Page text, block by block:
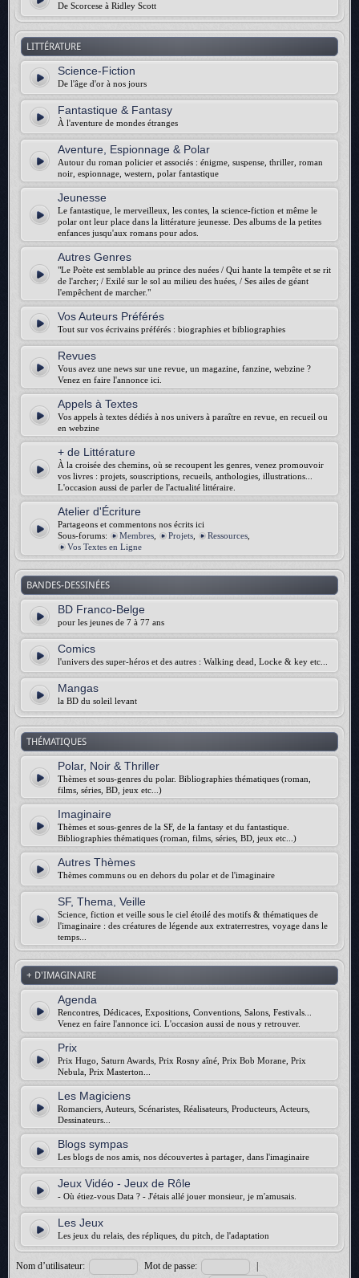
De Scorcese à Ridley Scott
LITTÉRATURE
Science-Fiction
De l'âge d'or à nos jours
Fantastique & Fantasy
À l'aventure de mondes étranges
Aventure, Espionnage & Polar
Autour du roman policier et associés : énigme, suspense, thriller, roman
noir, espionnage, western, polar fantastique
Jeunesse
Le fantastique, le merveilleux, les contes, la science-fiction et même le
polar ont leur place dans la littérature jeunesse. Des albums de la petites
enfances jusqu'aux romans pour ados.
Autres Genres
"Le Poète est semblable au prince des nuées / Qui hante la tempête et se rit
de l'archer; / Exilé sur le sol au milieu des huées, / Ses ailes de géant
l'empêchent de marcher."
Vos Auteurs Préférés
Tout sur vos écrivains préférés : biographies et bibliographies
Revues
Vous avez une news sur une revue, un magazine, fanzine, webzine ?
Venez en faire l'annonce ici.
Appels à Textes
Vos appels à textes dédiés à nos univers à paraître en revue, en recueil ou
en webzine
+ de Littérature
À la croisée des chemins, où se recoupent les genres, venez promouvoir
vos livres : projets, souscriptions, recueils, anthologies, illustrations...
L'occasion aussi de parler de l'actualité littéraire.
Atelier d'Écriture
Partageons et commentons nos écrits ici
Sous-forums:
Membres Projets Ressources
Vos Textes en Ligne
BANDES-DESSINÉES
BD Franco-Belge
pour les jeunes de 7 à 77 ans
Comics
l'univers des super-héros et des autres : Walking dead, Locke & key etc...
Mangas
la BD du soleil levant
THÉMATIQUES
Polar, Noir & Thriller
Thèmes et sous-genres du polar. Bibliographies thématiques (roman,
films, séries, BD, jeux etc...)
Imaginaire
Thèmes et sous-genres de la SF, de la fantasy et du fantastique.
Bibliographies thématiques (roman, films, séries, BD, jeux etc...)
Autres Thèmes
Thèmes communs ou en dehors du polar et de l'imaginaire
SF, Thema, Veille
Science, fiction et veille sous le ciel étoilé des motifs & thématiques de
l'imaginaire : des créatures de légende aux extraterrestres, voyage dans le
temps...
+ D'IMAGINAIRE
Agenda
Rencontres, Dédicaces, Expositions, Conventions, Salons, Festivals...
Venez en faire l'annonce ici. L'occasion aussi de nous y retrouver.
Prix
Prix Hugo, Saturn Awards, Prix Rosny aîné, Prix Bob Morane, Prix
Nebula, Prix Masterton...
Les Magiciens
Romanciers, Auteurs, Scénaristes, Réalisateurs, Producteurs, Acteurs,
Dessinateurs...
Blogs sympas
Les blogs de nos amis, nos découvertes à partager, dans l'imaginaire
Jeux Vidéo - Jeux de Rôle
- Où étiez-vous Data ? - J'étais allé jouer monsieur, je m'amusais.
Les Jeux
Les jeux du relais, des répliques, du pitch, de l'adaptation
Nom d’utilisateur: Mot de passe:
|